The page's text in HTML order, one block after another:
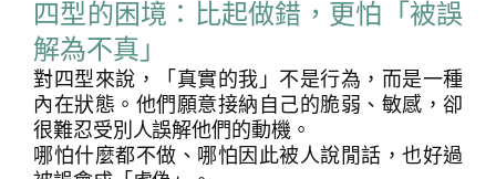
四型的困境：比起做錯，更怕「被誤
解為不真」
對四型來說，「真實的我」不是行為，而是一種
內在狀態。他們願意接納自己的脆弱、敏感，卻
很難忍受別人誤解他們的動機。
哪怕什麼都不做、哪怕因此被人說閒話，也好過